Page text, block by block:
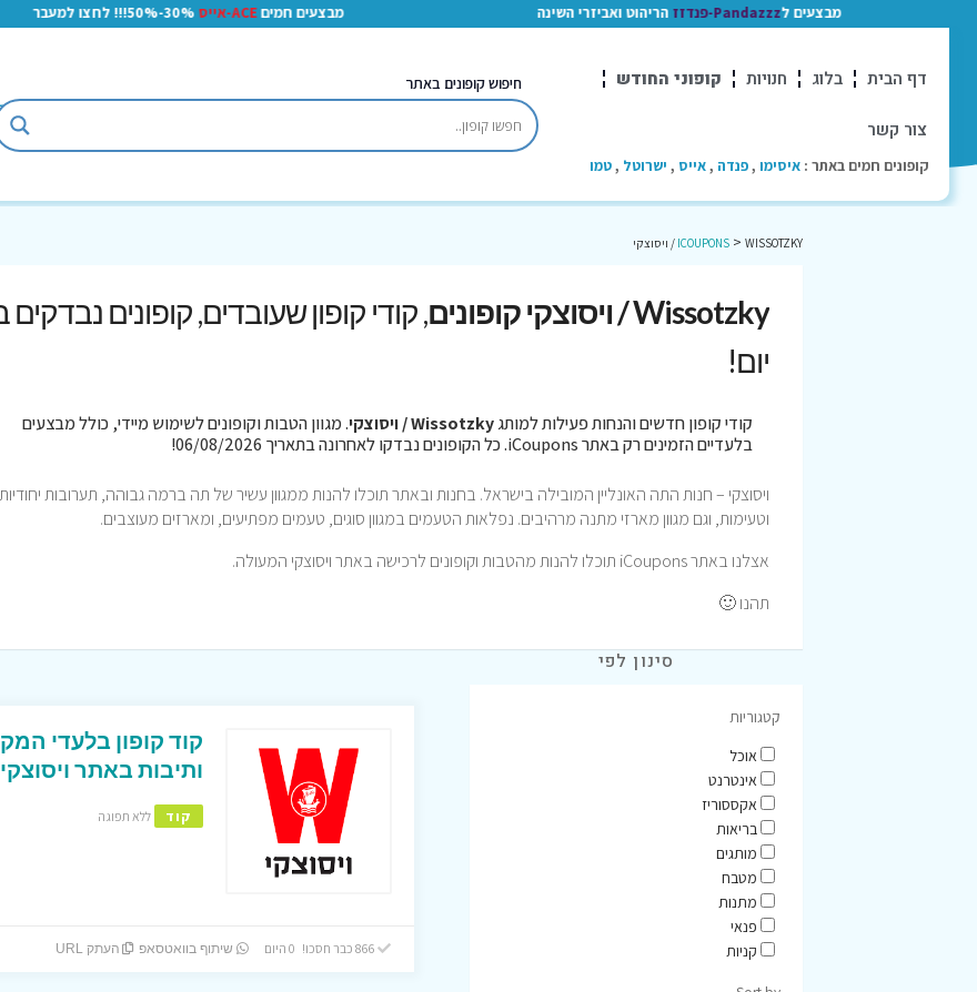
מבצעים לPandazzz-פנדזז הריהוט ואביזרי השינה מבצעים חמיםACE-אייס 30%-50%!!! לחצו למעבר
דף הבית בלוג חנויות קופוני החודש
צור קשר
קופונים חמים באתר : איסימו ,פנדה ,אייס , ישרוטל ,טמו
חיפוש קופונים באתר
ICOUPONS > WISSOTZKY / ויסוצקי
Wissotzky / ויסוצקי קופונים
, קודי קופון שעובדים, קופונים נבדקים
יום!
קודי קופון חדשים והנחות פעילות למותגWissotzky / ויסוצקי
. מגוון הטבות וקופונים לשימוש מיידי, כולל מבצעים
בלעדיים הזמינים רק באתר iCoupons. כל הקופונים נבדקו לאחרונה בתאריך 06/08/2026!
ויסוצקי – חנות התה האונליין המובילה בישראל. בחנות ובאתר תוכלו להנות ממגוון עשיר של תה ברמה גבוהה, תערובות יחודיות
וטעימות, וגם מגוון מארזי מתנה מרהיבים. נפלאות הטעמים במגוון סוגים, טעמים מפתיעים, ומארזים מעוצבים.
אצלנו באתר iCoupons תוכלו להנות מהטבות וקופונים לרכישה באתר ויסוצקי המעולה.
תהנו 🙂
ותיבות באתר
קוד ללא תפוגה
866 כבר חסכו! 0 היום שיתוף בוואטסאפ העתק URL
סינון לפי
קטגוריות
אוכל
אינטרנט
אקססוריז
בריאות
מותגים
מטבח
מתנות
פנאי
קניות